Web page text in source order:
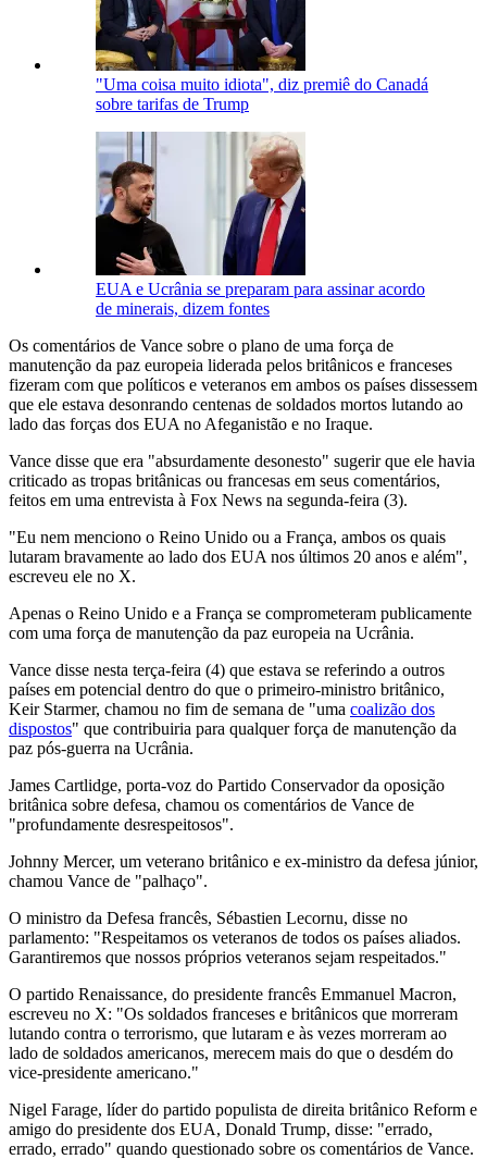
"Uma coisa muito idiota", diz premiê do Canadá
sobre tarifas de Trump
EUA e Ucrânia se preparam para assinar acordo
de minerais, dizem fontes
Os comentários de Vance sobre o plano de uma força de
manutenção da paz europeia liderada pelos britânicos e franceses
fizeram com que políticos e veteranos em ambos os países dissessem
que ele estava desonrando centenas de soldados mortos lutando ao
lado das forças dos EUA no Afeganistão e no Iraque.
Vance disse que era "absurdamente desonesto" sugerir que ele havia
criticado as tropas britânicas ou francesas em seus comentários,
feitos em uma entrevista à Fox News na segunda-feira (3).
"Eu nem menciono o Reino Unido ou a França, ambos os quais
lutaram bravamente ao lado dos EUA nos últimos 20 anos e além",
escreveu ele no X.
Apenas o Reino Unido e a França se comprometeram publicamente
com uma força de manutenção da paz europeia na Ucrânia.
Vance disse nesta terça-feira (4) que estava se referindo a outros
países em potencial dentro do que o primeiro-ministro britânico,
Keir Starmer, chamou no fim de semana de "uma coalizão dos
dispostos" que contribuiria para qualquer força de manutenção da
paz pós-guerra na Ucrânia.
James Cartlidge, porta-voz do Partido Conservador da oposição
britânica sobre defesa, chamou os comentários de Vance de
"profundamente desrespeitosos".
Johnny Mercer, um veterano britânico e ex-ministro da defesa júnior,
chamou Vance de "palhaço".
O ministro da Defesa francês, Sébastien Lecornu, disse no
parlamento: "Respeitamos os veteranos de todos os países aliados.
Garantiremos que nossos próprios veteranos sejam respeitados."
O partido Renaissance, do presidente francês Emmanuel Macron,
escreveu no X: "Os soldados franceses e britânicos que morreram
lutando contra o terrorismo, que lutaram e às vezes morreram ao
lado de soldados americanos, merecem mais do que o desdém do
vice-presidente americano."
Nigel Farage, líder do partido populista de direita britânico Reform e
amigo do presidente dos EUA, Donald Trump, disse: "errado,
errado, errado" quando questionado sobre os comentários de Vance.